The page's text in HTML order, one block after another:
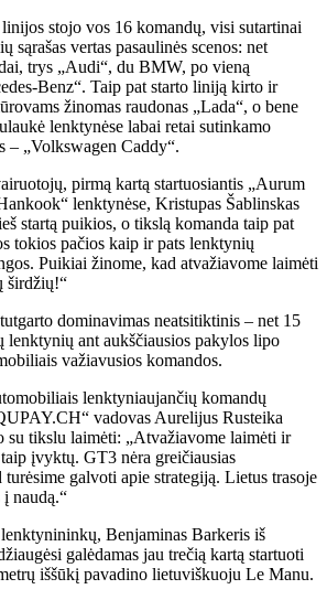
stojo vos 16 komandų, visi sutartinai
sąrašas vertas pasaulinės scenos: net
trys „Audi“, du BMW, po vieną
Benz“. Taip pat starto liniją kirto ir
žinomas raudonas „Lada“, o bene
lenktynėse labai retai sutinkamo
– „Volkswagen Caddy“.
pirmą kartą startuosiantis „Aurum
lenktynėse, Kristupas Šablinskas
startą puikios, o tikslą komanda taip pat
tokios pačios kaip ir pats lenktynių
Puikiai žinome, kad atvažiavome laimėti
širdžių!“
dominavimas neatsitiktinis – net 15
lenktynių ant aukščiausios pakylos lipo
važiavusios komandos.
lenktyniaujančių komandų
vadovas Aurelijus Rusteika
su tikslu laimėti: „Atvažiavome laimėti ir
įvyktų. GT3 nėra greičiausias
galvoti apie strategiją. Lietus trasoje
naudą.“
Benjaminas Barkeris iš
galėdamas jau trečią kartą startuoti
iššūkį pavadino lietuviškuoju Le Manu.